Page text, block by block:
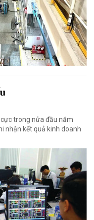
trong nửa đầu năm
nhận kết quả kinh doanh